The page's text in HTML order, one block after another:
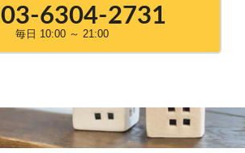
03-6304-2731
毎日 10:00 ～ 21:00